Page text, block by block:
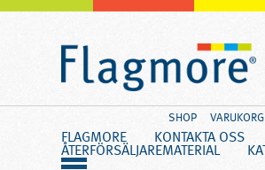
FLAGMORE KONTAKTA OSS
ÅTERFÖRSÄLJAREMATERIAL
SHOP